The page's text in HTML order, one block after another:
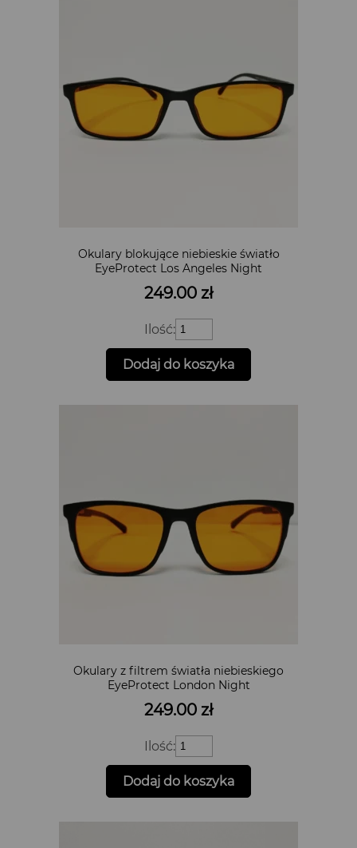
Okulary blokujące niebieskie światło
EyeProtect Los Angeles Night
249.00 zł
Ilość:ilość
Okulary
blokujące
niebieskie
światło
Dodaj do koszyka
Okulary z filtrem światła niebieskiego
EyeProtect London Night
249.00 zł
Ilość:ilość
Okulary
filtrem
światła
Dodaj do koszyka